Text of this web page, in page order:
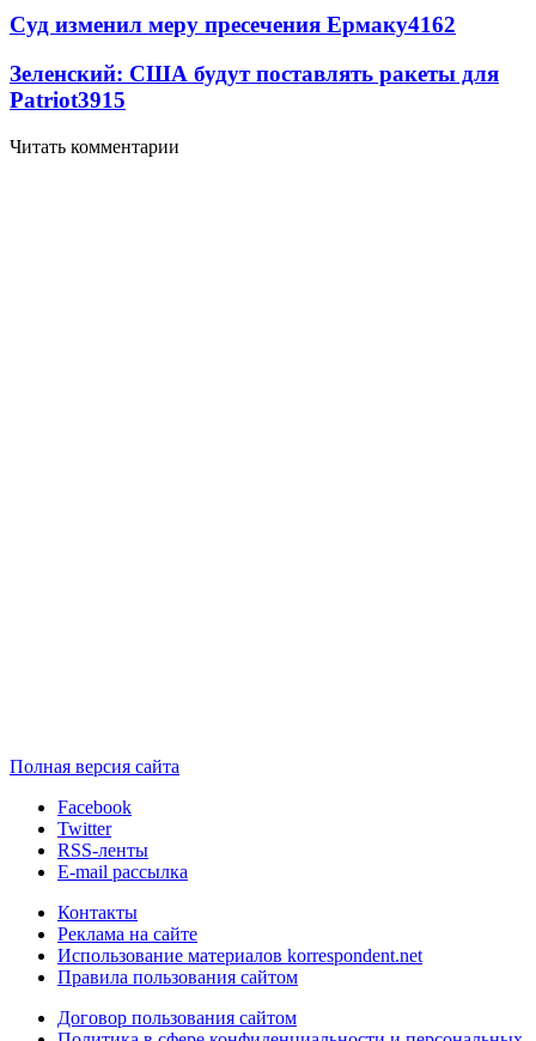
Суд изменил меру пресечения Ермаку4162
Зеленский: США будут поставлять ракеты для
Patriot3915
Читать комментарии
Полная версия сайта
Facebook
Twitter
RSS-ленты
E-mail рассылка
Контакты
Реклама на сайте
Использование материалов korrespondent.net
Правила пользования сайтом
Договор пользования сайтом